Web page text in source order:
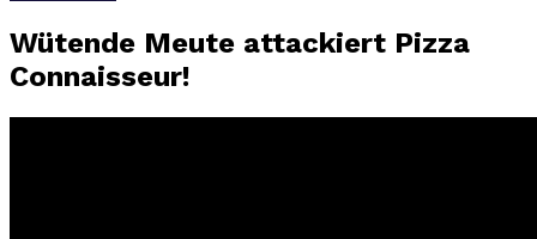
Wütende Meute attackiert Pizza
Connaisseur!